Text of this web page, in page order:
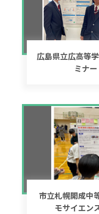
広島県立広高等
ミナー
市立札幌開成中
モサイエン